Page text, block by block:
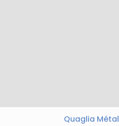
Quaglia Métal